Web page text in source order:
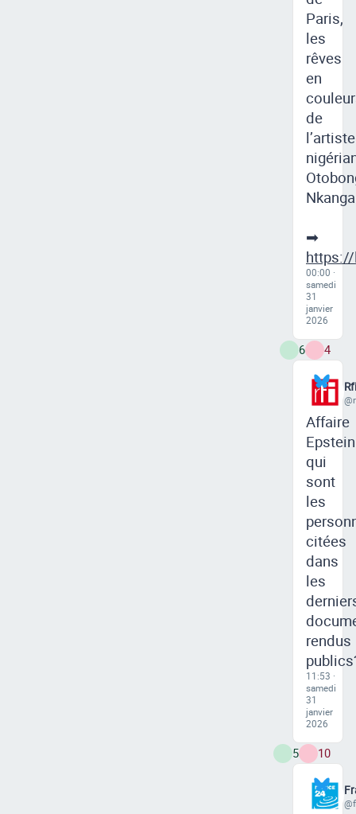
Paris,
les
rêves
en
de
l’artiste
Nkanga
➡
00:00 ·
samedi
31
janvier
2026
6 4
Rfi
Affaire
qui
sont
les
citées
dans
les
rendus
11:53 ·
samedi
31
janvier
2026
5 10